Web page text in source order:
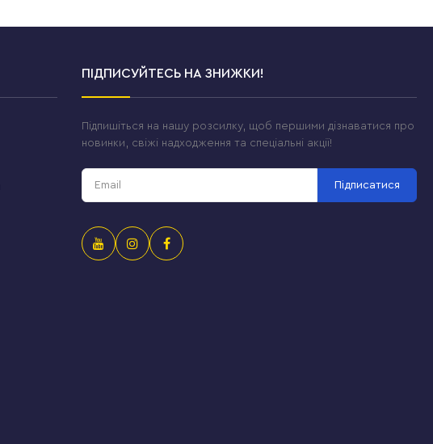
ПІДПИСУЙТЕСЬ НА ЗНИЖКИ!
Підпишіться на нашу розсилку, щоб першими дізнаватися про
новинки, свіжі надходження та спеціальні акції!
Підписатися